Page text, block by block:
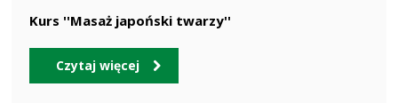
Kurs ''Masaż japoński twarzy''
Czytaj więcej